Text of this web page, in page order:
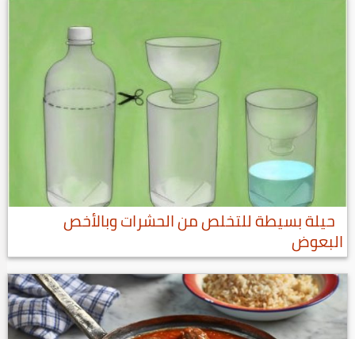
حيلة بسيطة للتخلص من الحشرات وبالأخص
البعوض